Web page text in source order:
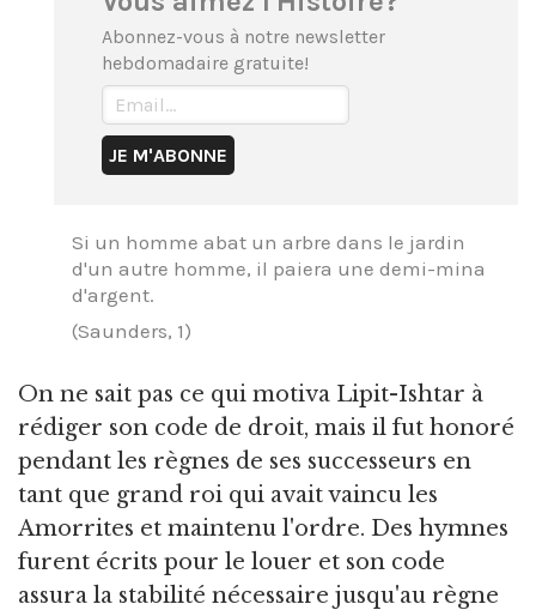
Abonnez-vous à notre newsletter
hebdomadaire gratuite!
Si un homme abat un arbre dans le jardin
d'un autre homme, il paiera une demi-mina
d'argent.
(Saunders, 1)
On ne sait pas ce qui motiva Lipit-Ishtar à
rédiger son code de droit, mais il fut honoré
pendant les règnes de ses successeurs en
tant que grand roi qui avait vaincu les
Amorrites et maintenu l'ordre. Des hymnes
furent écrits pour le louer et son code
assura la stabilité nécessaire jusqu'au règne